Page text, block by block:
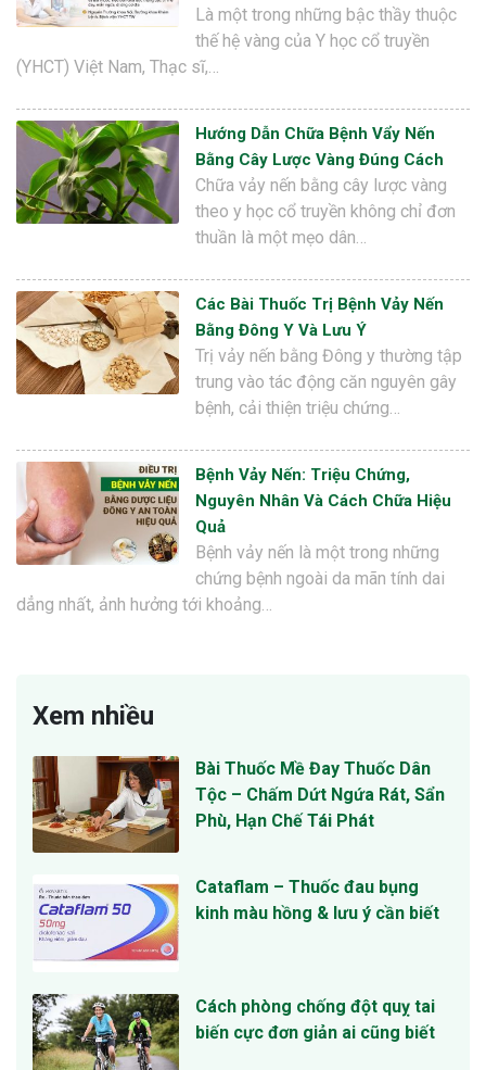
Là một trong những bậc thầy thuộc
thế hệ vàng của Y học cổ truyền
(YHCT) Việt Nam, Thạc sĩ,…
Hướng Dẫn Chữa Bệnh Vẩy Nến
Bằng Cây Lược Vàng Đúng Cách
Chữa vảy nến bằng cây lược vàng
theo y học cổ truyền không chỉ đơn
thuần là một mẹo dân…
Các Bài Thuốc Trị Bệnh Vảy Nến
Bằng Đông Y Và Lưu Ý
Trị vảy nến bằng Đông y thường tập
trung vào tác động căn nguyên gây
bệnh, cải thiện triệu chứng…
Bệnh Vảy Nến: Triệu Chứng,
Nguyên Nhân Và Cách Chữa Hiệu
Quả
Bệnh vảy nến là một trong những
chứng bệnh ngoài da mãn tính dai
dẳng nhất, ảnh hưởng tới khoảng…
Xem nhiều
Bài Thuốc Mề Đay Thuốc Dân
Tộc – Chấm Dứt Ngứa Rát, Sẩn
Phù, Hạn Chế Tái Phát
Cataflam – Thuốc đau bụng
kinh màu hồng & lưu ý cần biết
Cách phòng chống đột quỵ tai
biến cực đơn giản ai cũng biết